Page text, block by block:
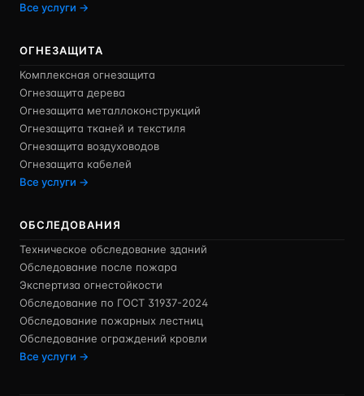
Все услуги →
ОГНЕЗАЩИТА
Комплексная огнезащита
Огнезащита дерева
Огнезащита металлоконструкций
Огнезащита тканей и текстиля
Огнезащита воздуховодов
Огнезащита кабелей
Все услуги →
ОБСЛЕДОВАНИЯ
Техническое обследование зданий
Обследование после пожара
Экспертиза огнестойкости
Обследование по ГОСТ 31937-2024
Обследование пожарных лестниц
Обследование ограждений кровли
Все услуги →